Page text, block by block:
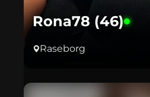
Rona78 (46)
Raseborg